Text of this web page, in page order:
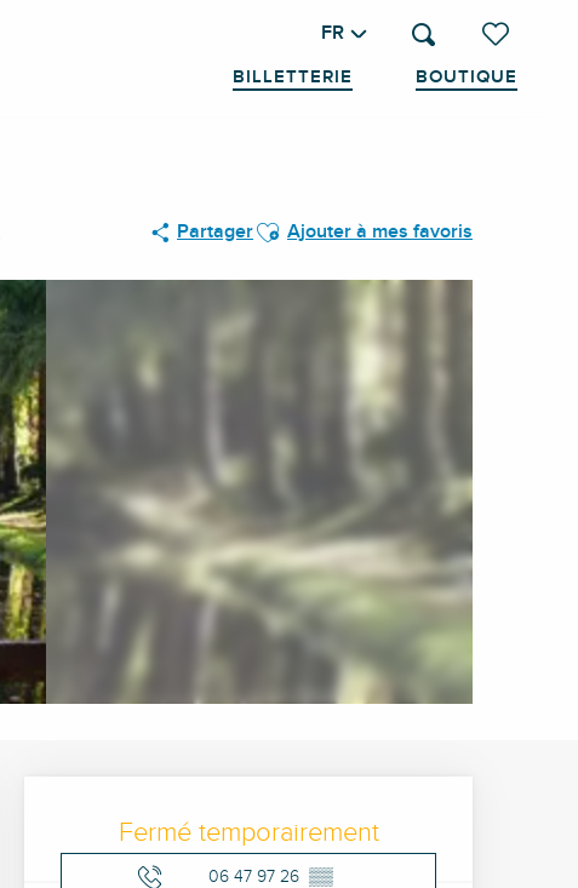
Voir les
Recherche
FR
BILLETTERIE BOUTIQUE
PartagerAjouter aux favoris
Ajouter à mes favoris
Ouverture et
Fermé temporairement
06 47 97 26 ▒▒